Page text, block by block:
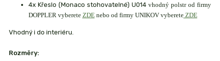
4x Křeslo (Monaco stohovatelné) U014vhodný polstr od firmy
DOPPLER vyberete ZDEnebo od firmy UNIKOV vybereteZDE
Vhodný i do interiéru.
Rozměry: